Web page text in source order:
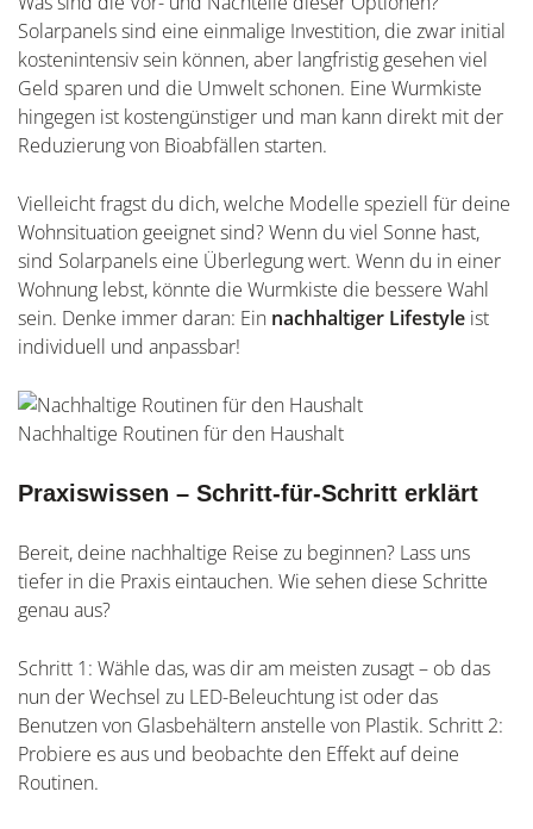
Solarpanels sind eine einmalige Investition, die zwar initial
kostenintensiv sein können, aber langfristig gesehen viel
Geld sparen und die Umwelt schonen. Eine Wurmkiste
hingegen ist kostengünstiger und man kann direkt mit der
Reduzierung von Bioabfällen starten.
Vielleicht fragst du dich, welche Modelle speziell für deine
Wohnsituation geeignet sind? Wenn du viel Sonne hast,
sind Solarpanels eine Überlegung wert. Wenn du in einer
Wohnung lebst, könnte die Wurmkiste die bessere Wahl
sein. Denke immer daran: Ein nachhaltiger Lifestyle ist
individuell und anpassbar!
Nachhaltige Routinen für den Haushalt
Praxiswissen – Schritt-für-Schritt erklärt
Bereit, deine nachhaltige Reise zu beginnen? Lass uns
tiefer in die Praxis eintauchen. Wie sehen diese Schritte
genau aus?
Schritt 1: Wähle das, was dir am meisten zusagt – ob das
nun der Wechsel zu LED-Beleuchtung ist oder das
Benutzen von Glasbehältern anstelle von Plastik. Schritt 2:
Probiere es aus und beobachte den Effekt auf deine
Routinen.